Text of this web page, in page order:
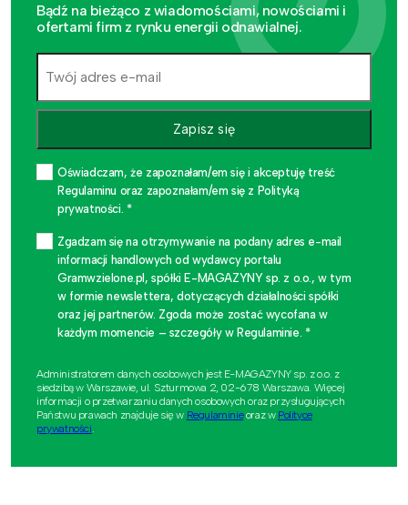
Bądź na bieżąco z wiadomościami, nowościami i
ofertami firm z rynku energii odnawialnej.
Zapisz się
Oświadczam, że zapoznałam/em się i akceptuję treść
Regulaminu oraz zapoznałam/em się z Polityką
prywatności. *
Zgadzam się na otrzymywanie na podany adres e-mail
informacji handlowych od wydawcy portalu
Gramwzielone.pl, spółki E-MAGAZYNY sp. z o.o., w tym
w formie newslettera, dotyczących działalności spółki
oraz jej partnerów. Zgoda może zostać wycofana w
każdym momencie – szczegóły w Regulaminie. *
Administratorem danych osobowych jest E-MAGAZYNY sp. z o.o. z
siedzibą w Warszawie, ul. Szturmowa 2, 02-678 Warszawa. Więcej
informacji o przetwarzaniu danych osobowych oraz przysługujących
Państwu prawach znajduje się w Regulaminieoraz w Polityce
prywatności.